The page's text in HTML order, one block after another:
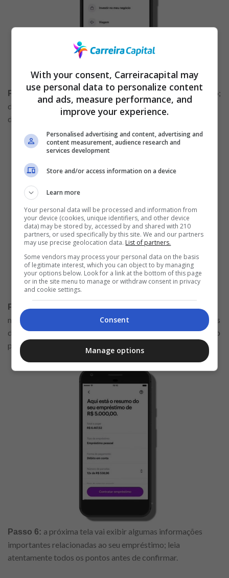
Passo 4: na tela seguinte, você poderá fazer a sua simulação;
digite o valor que você deseja pegar emprestado, o número
de parcelas e a data do primeiro pagamento.
Passo 5:
mais importantes, que é verificar a taxa de juros, as condições
do empréstimo, bem como o valor total a ser pago ao final do
período.
Passo 6: a próxima tela vai exibir algumas informações
importantes relacionadas ao seu empréstimo; leia
atentamente todos os pontos antes de confirmar.
With your consent, Carreiracapital may
use personal data to personalize content
and ads, measure performance, and
improve your experience.
Personalised advertising and content, advertising and
content measurement, audience research and
services development
Store and/or access information on a device
Learn more
Your personal data will be processed and information from
your device (cookies, unique identifiers, and other device
data) may be stored by, accessed by and shared with 210
partners, or used specifically by this site. We and our partners
may use precise geolocation data. List of partners.
Some vendors may process your personal data on the basis
of legitimate interest, which you can object to by managing
your options below. Look for a link at the bottom of this page
or in the site menu to manage or withdraw consent in privacy
and cookie settings.
Consent
Manage options